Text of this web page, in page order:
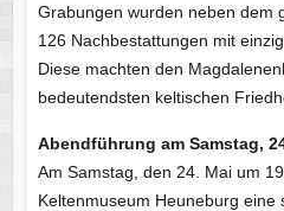
Grabungen wurden neben dem
126 Nachbestattungen mit
Diese machten den
bedeutendsten keltischen
Abendführung am Samstag,
Am Samstag, den 24. Mai um
Keltenmuseum Heuneburg eine